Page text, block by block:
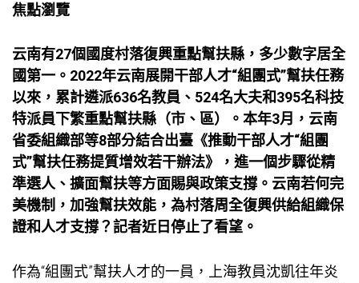
焦點瀏覽
云南有27個國度村落復興重點幫扶縣，多少數字居全
國第一。2022年云南展開干部人才“組團式”幫扶任務
以來，累計遴派636名教員、524名大夫和395名科技
特派員下繁重點幫扶縣（市、區）。本年3月，云南
省委組織部等8部分結合出臺《推動干部人才“組團
式”幫扶任務提質增效若干辦法》，進一個步驟從精
準選人、擴面幫扶等方面賜與政策支撐。云南若何完
美機制，加強幫扶效能，為村落周全復興供給組織保
證和人才支撐？記者近日停止了看望。
作為“組團式”幫扶人才的一員，上海教員沈凱往年炎